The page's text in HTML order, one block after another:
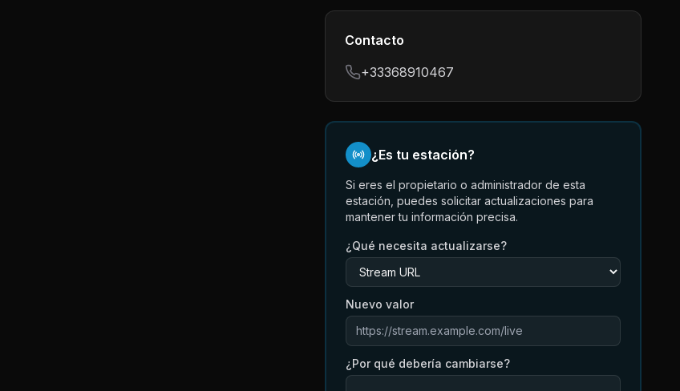
Contacto
+33368910467
¿Es tu estación?
Si eres el propietario o administrador de esta
estación, puedes solicitar actualizaciones para
mantener tu información precisa.
¿Qué necesita actualizarse?
Nuevo valor
¿Por qué debería cambiarse?